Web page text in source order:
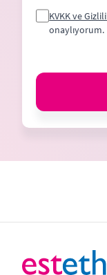
KVKK ve
onaylıyorum.